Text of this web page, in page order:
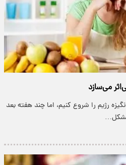
رژیم را شروع کنیم، اما چند هفته بعد
مشکل…